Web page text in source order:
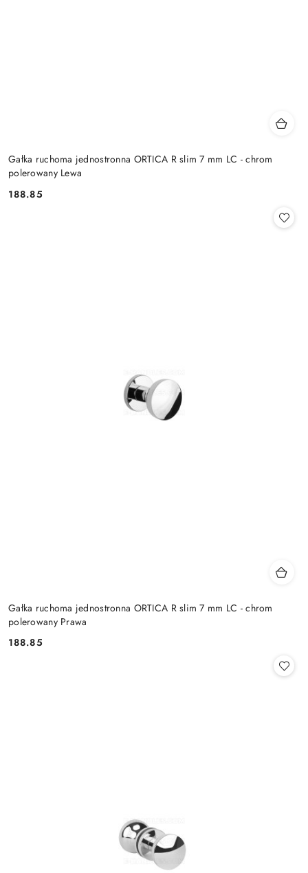
Gałka ruchoma jednostronna ORTICA R slim 7 mm LC - chrom
polerowany Lewa
Cena:
188.85
Gałka ruchoma jednostronna ORTICA R slim 7 mm LC - chrom
polerowany Prawa
Cena:
188.85